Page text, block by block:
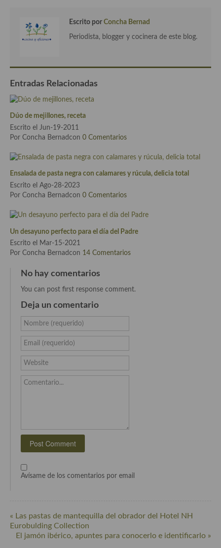
Cocina de Egipto
Cocina Oriental
Cocina Tailandesa
Cocina Vietnamita
Cocina HIndú
Cocina filipina
Cocina Africana
Cocina Sudafrinaca
Cocina del Congo
Cocina Sefardí
Cocina Yoshoku
Cocinas de España
Cocina Balear
Cocina Canaria
Escrito por Concha Bernad
Periodista, blogger y cocinera de este blog.
Entradas Relacionadas
Dúo de mejillones, receta
Escrito el Jun-19-2011
Por Concha Bernadcon 0 Comentarios
Ensalada de pasta negra con calamares y rúcula, delicia total
Escrito el Ago-28-2023
Por Concha Bernadcon 0 Comentarios
Un desayuno perfecto para el día del Padre
Escrito el Mar-15-2021
Por Concha Bernadcon 14 Comentarios
No hay comentarios
You can post first response comment.
Deja un comentario
Nombre (requerido)
Email (requerido)
Website
Comentario...
Avísame de los comentarios por email
« Las pastas de mantequilla del obrador del Hotel NH
Eurobulding Collection
El jamón ibérico, apuntes para conocerlo e identificarlo »